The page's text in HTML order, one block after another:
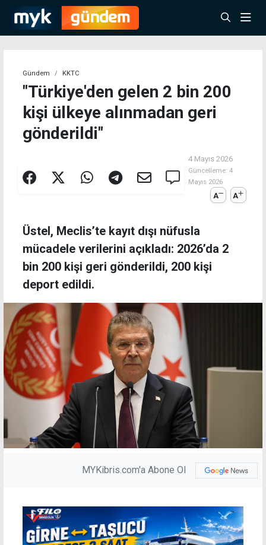
Gündem KKTC
"Türkiye'den gelen 2 bin 200
kişi ülkeye alınmadan geri
gönderildi"
4 Mayıs 2026
Güncelleme: 4
Mayıs 2026
A A
Üstel, Meclis’te kayıt dışı nüfusla
mücadele verilerini açıkladı: 2026’da 2
bin 200 kişi geri gönderildi, 200 kişi
deport edildi.
MYKibris.com'a Abone Ol